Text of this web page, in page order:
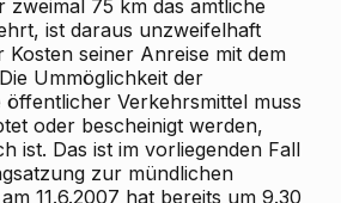
75 km das amtliche
ist daraus unzweifelhaft
Kosten seiner Anreise mit dem
Ummöglichkeit der
Verkehrsmittel muss
oder bescheinigt werden,
ist. Das ist im vorliegenden Fall
zur mündlichen
11.6.2007 hat bereits um 9.30